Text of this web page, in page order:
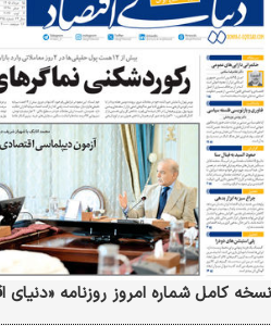
نسخه کامل شماره امروز روزنامه «دنیای‌